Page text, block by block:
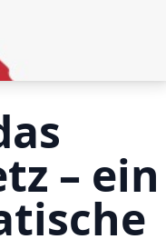
– ein